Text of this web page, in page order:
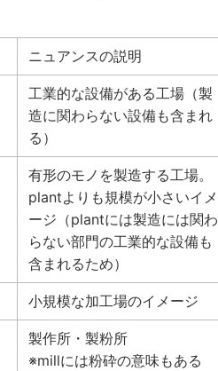
ニュアンスの説明
工業的な設備がある工場（製
造に関わらない設備も含まれ
る）
有形のモノを製造する工場。
plantよりも規模が小さいイメ
ージ（plantには製造には関わ
らない部門の工業的な設備も
含まれるため）
小規模な加工場のイメージ
製作所・製粉所
※millには粉砕の意味もある